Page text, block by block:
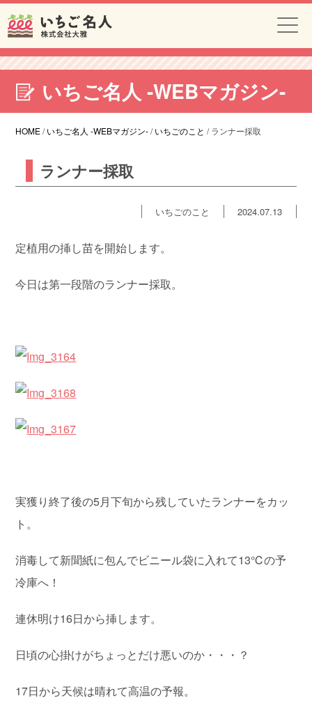
いちご名人 -WEBマガジン-
HOME/いちご名人 -WEBマガジン-/いちごのこと /ランナー採取
ランナー採取
いちごのこと 2024.07.13
定植用の挿し苗を開始します。
今日は第一段階のランナー採取。
実獲り終了後の5月下旬から残していたランナーをカッ
ト。
消毒して新聞紙に包んでビニール袋に入れて13℃の予
冷庫へ！
連休明け16日から挿します。
日頃の心掛けがちょっとだけ悪いのか・・・？
17日から天候は晴れて高温の予報。